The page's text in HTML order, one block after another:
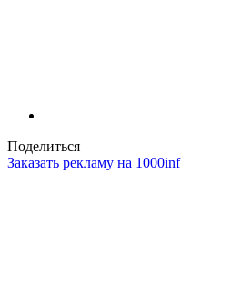
Поделиться
Заказать рекламу на 1000inf